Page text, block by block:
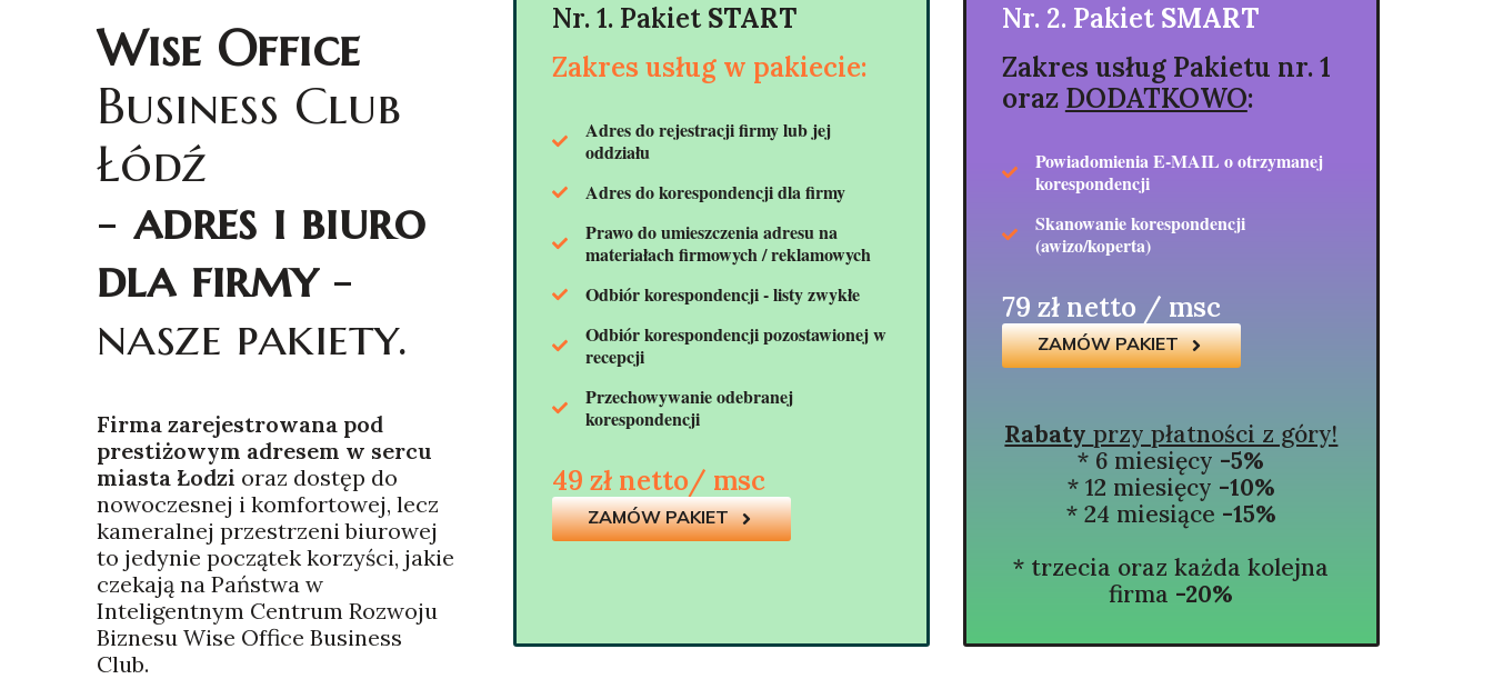
Wise Office
Business Club
Łódź
- adres i biuro
dla firmy-
nasze pakiety.
Firma zarejestrowana pod
prestiżowym adresem w sercu
miasta Łodzi oraz dostęp do
nowoczesnej i komfortowej, lecz
kameralnej przestrzeni biurowej
to jedynie początek korzyści, jakie
czekają na Państwa w
Inteligentnym Centrum Rozwoju
Biznesu Wise Office Business
Club.
Nr. 1. PakietSTART
Zakres usług w pakiecie:
Adres do rejestracji firmy lub jej
oddziału
Adres do korespondencji dla firmy
Prawo do umieszczenia adresu na
materiałach firmowych / reklamowych
Odbiór korespondencji - listy zwykłe
Odbiór korespondencji pozostawionej w
recepcji
Przechowywanie odebranej
korespondencji
49 zł netto/ msc
ZAMÓW PAKIET
Nr. 2. Pakiet SMART
Zakres usług Pakietu nr. 1
oraz DODATKOWO:
Powiadomienia E-MAIL o otrzymanej
korespondencji
Skanowanie korespondencji
(awizo/koperta)
79 zł netto / msc
ZAMÓW PAKIET
Rabatyprzy płatności z góry!
* 6 miesięcy -5%
* 12 miesięcy -10%
* 24 miesiące -15%
* trzecia oraz każda kolejna
firma -20%